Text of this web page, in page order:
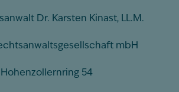
Dr. Karsten Kinast, LL.M.
mbH
Hohenzollernring 54